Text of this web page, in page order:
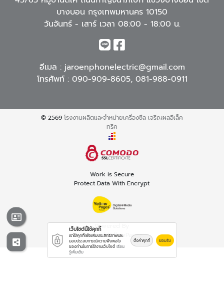
บางบอน กรุงเทพมหานคร 10150
วันจันทร์ - เสาร์ เวลา 08:00 - 18:00 น.
อีเมล : jaroenphonelectric@gmail.com
โทรศัพท์ : 090-909-8605, 081-988-0911
© 2569 โรงงานผลิตและจำหน่ายเครื่องซีล เจริญผลอีเล็ค
ทริค
Work is Secure
Protect Data With Encrypt
Powered By
Thailand YellowPages
เว็บไซต์นี้ใช้คุกกี้
เราใช้คุกกี้เพื่อเพิ่มประสิทธิภาพและ
มอบประสบการณ์ความพึงพอใจ
ของท่านในการใช้งานเว็บไซต์ เรียน
รู้เพิ่มเติม
ตั้งค่าคุกกี้ ยอมรับ